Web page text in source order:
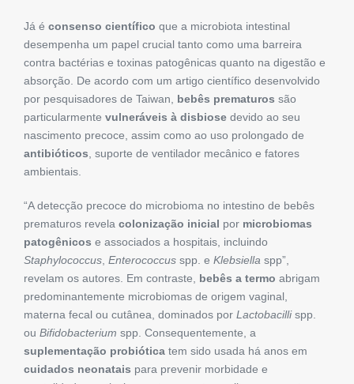
Já é consenso científico que a microbiota intestinal
desempenha um papel crucial tanto como uma barreira
contra bactérias e toxinas patogênicas quanto na digestão e
absorção. De acordo com um artigo científico desenvolvido
por pesquisadores de Taiwan, bebês prematuros são
particularmente vulneráveis à disbiose devido ao seu
nascimento precoce, assim como ao uso prolongado de
antibióticos, suporte de ventilador mecânico e fatores
ambientais.
“A detecção precoce do microbioma no intestino de bebês
prematuros revela colonização inicial por microbiomas
patogênicos e associados a hospitais, incluindo
Staphylococcus, Enterococcus spp. e Klebsiella spp”,
revelam os autores. Em contraste, bebês a termo abrigam
predominantemente microbiomas de origem vaginal,
materna fecal ou cutânea, dominados por Lactobacillispp.
ou Bifidobacterium spp. Consequentemente, a
suplementação probiótica tem sido usada há anos em
cuidados neonatais para prevenir morbidade e